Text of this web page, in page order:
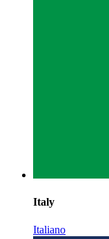
Italy
Italiano